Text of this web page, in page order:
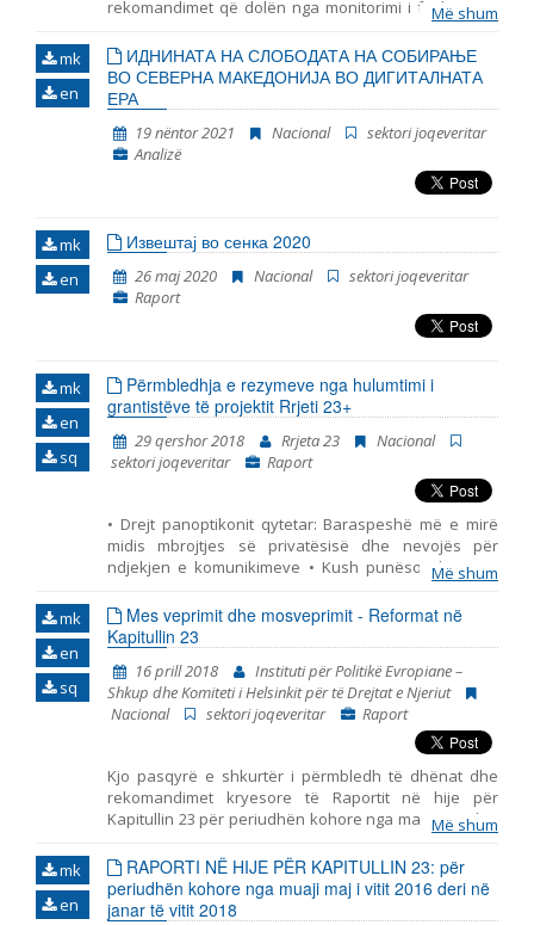
rekomandimet që dolën nga monitorimi i fushave të
përfshira në Kapitullin 23 – Gjyqësori dhe të drejtat
themelore. Ky është raporti i shtatë i tillë i publikuar
nga Instituti për Politika Evropiane (EPI) – Shkup, duke
marrë parasysh komentet dhe opinionet e
organizatave joqeveritare. Gjashtë periudhat e
mëparshme mbulojnë periudhat në vijim: tetor 2014 –
korrik 2015, korrik 2015 – prill 2016, maj 2016 – janar
2018, qershor 2018 – mars 2019, prill 2019 – mars 2020
Më shum
mk
en
ИДНИНАТА НА СЛОБОДАТА НА СОБИРАЊЕ
ВО СЕВЕРНА МАКЕДОНИЈА ВО ДИГИТАЛНАТА
ЕРА
19 nëntor 2021 Nacional
sektori joqeveritar
Analizë
mk
en
Извештај во сенка 2020
26 maj 2020 Nacional
sektori joqeveritar
Raport
mk
en
sq
Përmbledhja e rezymeve nga hulumtimi i
grantistëve të projektit Rrjeti 23+
29 qershor 2018 Rrjeta 23
Nacional
sektori joqeveritar
Raport
• Drejt panoptikonit qytetar: Baraspeshë më e mirë
midis mbrojtjes së privatësisë dhe nevojës për
ndjekjen e komunikimeve • Kush punëson komuna
apo partia? • Burimet e financimit, lartësia e mjeteve
të siguruara dhe ndikimi i tyre mbi pavarësinë e
pushtetit gjyqësor • A do të ketë “bilbilfryrës” në
universitete? Mundësitë e Ligjit për mbrojtjen e
denoncuesve dhe parandalimin e korrupsionit në
arsimin e lartë në Republikën e Maqedonisë •
Monitorimi i implementimit të standardeve
ndërkombëtare për gjykim të drejtë në Gjykatën
Themelore Shkup I dhe Shkup II • Ndihma juridike
falas – sfidat dhe zgjidhjet • Aksesi dhe inkluziviteti i
gjykatave në Maqedoni • Analizë e Ligjit për
përcaktimin e llojit dhe matjen e lartësisë së dënimit •
matjen e lartësisë së dënimit
Më shum
mk
en
sq
Mes veprimit dhe mosveprimit - Reformat në
Kapitullin 23
16 prill 2018
Instituti për Politikë Evropiane –
Shkup dhe Komiteti i Helsinkit për të Drejtat e Njeriut
Nacional
sektori joqeveritar Raport
Kjo pasqyrë e shkurtër i përmbledh të dhënat dhe
rekomandimet kryesore të Raportit në hije për
Kapitullin 23 për periudhën kohore nga maji 2016 deri
në janar të vitit 2018. I hartuar nga Instituti për Politikë
Evropiane – Shkup dhe Komiteti i Helsinkit për të
Drejtat e Njeriut. Pasqyra përfshin tri periudha të
ndryshme: - periudha para zgjedhjeve të
Më shum
mk
en
RAPORTI NË HIJE PËR KAPITULLIN 23: për
periudhën kohore nga muaji maj i vitit 2016 deri në
janar të vitit 2018